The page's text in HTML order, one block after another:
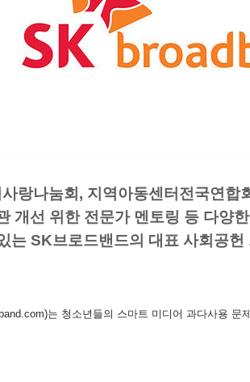
랑나눔회, 지역아동센터전국연합
개선 위한 전문가 멘토링 등 다양
는 SK브로드밴드의 대표 사회공
는 청소년들의 스마트 미디어 과다사용 문